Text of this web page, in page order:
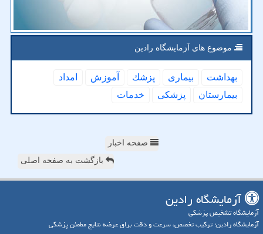
موضوع های آزمایشگاه رادین
بهداشت بیماری پزشك آموزش
امداد
بیمارستان
پزشكی خدمات
صفحه اخبار
بازگشت به صفحه اصلی
آزمایشگاه رادین
آزمایشگاه تشخیص پزشکی
آزمایشگاه رادین؛ ترکیب تخصص، سرعت و دقت برای عرضه نتایج مطمئن پزشکی